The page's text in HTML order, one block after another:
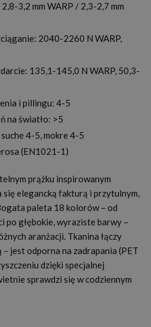
2,8-3,2 mm WARP / 2,3-2,7 mm
2040-2260 N WARP,
135,1-145,0 N WARP, 50,3-
i pillingu: 4-5
na światło: >5
4-5, mokre 4-5
(EN1021-1)
prążku inspirowanym
elegancką fakturą i przytulnym,
paleta 18 kolorów – od
po głębokie, wyraziste barwy –
aranżacji. Tkanina łączy
jest odporna na zadrapania (PET
dzięki specjalnej
sprawdzi się w codziennym